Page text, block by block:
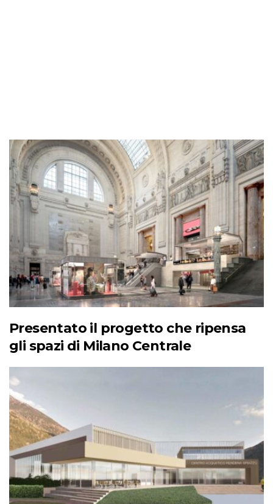
Presentato il progetto che ripensa
gli spazi di Milano Centrale